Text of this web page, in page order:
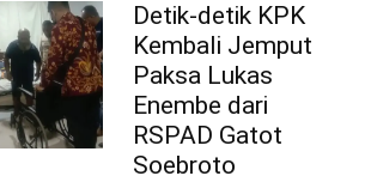
Detik-detik KPK
Kembali Jemput
Paksa Lukas
Enembe dari
RSPAD Gatot
Soebroto